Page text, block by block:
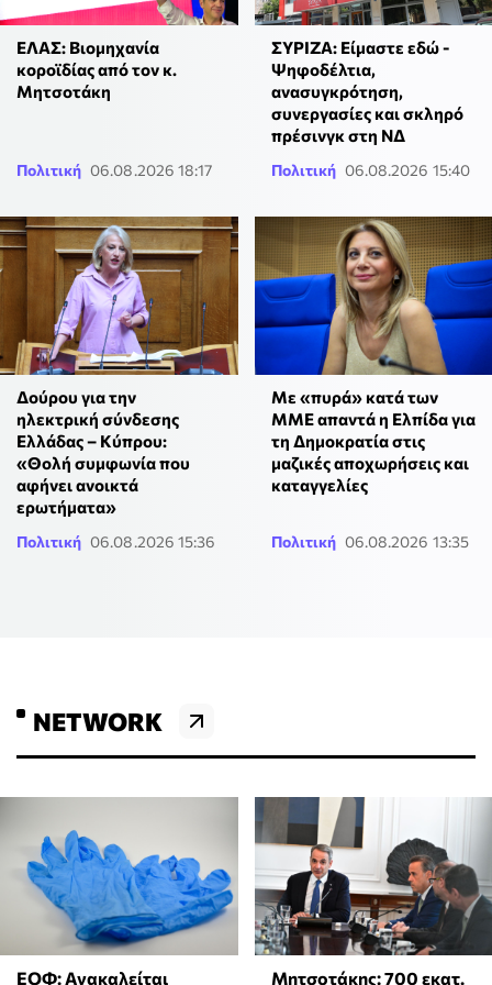
ΕΛΑΣ: Βιομηχανία
κοροϊδίας από τον κ.
Μητσοτάκη
Πολιτική 06.08.2026 18:17
ΣΥΡΙΖΑ: Είμαστε εδώ -
Ψηφοδέλτια,
ανασυγκρότηση,
συνεργασίες και σκληρό
πρέσινγκ στη ΝΔ
Πολιτική 06.08.2026 15:40
Δούρου για την
ηλεκτρική σύνδεσης
Ελλάδας – Κύπρου:
«Θολή συμφωνία που
αφήνει ανοικτά
ερωτήματα»
Πολιτική 06.08.2026 15:36
Με «πυρά» κατά των
ΜΜΕ απαντά η Ελπίδα για
τη Δημοκρατία στις
μαζικές αποχωρήσεις και
καταγγελίες
Πολιτική 06.08.2026 13:35
NETWORK
ΕΟΦ: Ανακαλείται
Μητσοτάκης: 700 εκατ.